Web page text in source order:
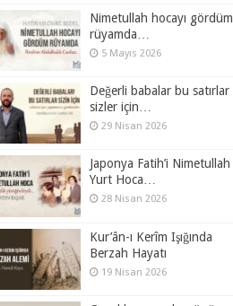
Nimetullah hocayı gördüm
rüyamda…
5 Mayıs 2026
Değerli babalar bu satırlar
sizler için…
29 Nisan 2026
Japonya Fatih’i Nimetullah
Yurt Hoca…
28 Nisan 2026
Kur’ân-ı Kerîm Işığında
Berzah Hayatı
19 Nisan 2026